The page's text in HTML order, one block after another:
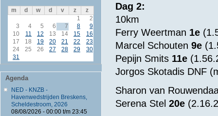
m d w d v z
z
1
2
3
4 5 6 7 8
9
10
11 12 13 14 15
16
17
18 19 20 21 22
23
24
25 26 27 28 29
30
31
Agenda
NED - KNZB -
Havenwedstrijden Breskens,
Scheldestroom, 2026
08/08/2026 - 00:00t/m 23:45
Dag 2:
10km
Ferry Weertman 1e
Marcel Schouten 9e
Pepijn Smits 11e
Jorgos Skotadis DNF
Sharon van
Serena Stel 20e